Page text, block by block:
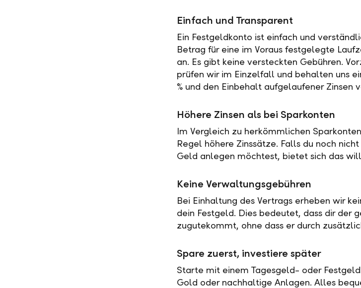
Einfach und Transparent
Ein Festgeldkonto ist einfach und
Betrag für eine im Voraus festgelegte
an. Es gibt keine versteckten Gebühren.
prüfen wir im Einzelfall und behalten uns
% und den Einbehalt aufgelaufener Zinsen
Höhere Zinsen als bei Sparkonten
Im Vergleich zu herkömmlichen
Regel höhere Zinssätze. Falls du noch
Geld anlegen möchtest, bietet sich das
Keine Verwaltungsgebühren
Bei Einhaltung des Vertrags erheben wir
dein Festgeld. Dies bedeutet, dass dir der
zugutekommt, ohne dass er durch
Spare zuerst, investiere später
Starte mit einem Tagesgeld- oder
Gold oder nachhaltige Anlagen. Alles